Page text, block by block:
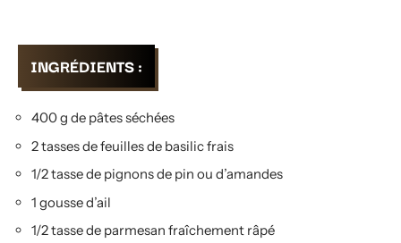
INGRÉDIENTS :
400 g de pâtes séchées
2 tasses de feuilles de basilic frais
1/2 tasse de pignons de pin ou d’amandes
1 gousse d’ail
1/2 tasse de parmesan fraîchement râpé